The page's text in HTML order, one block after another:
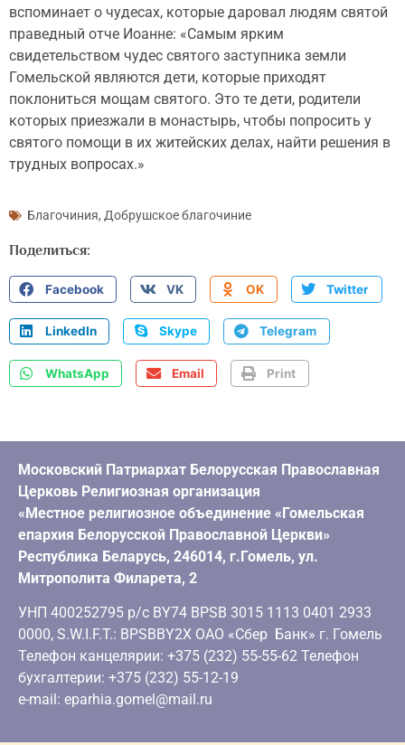
вспоминает о чудесах, которые даровал людям святой
праведный отче Иоанне: «Самым ярким
свидетельством чудес святого заступника земли
Гомельской являются дети, которые приходят
поклониться мощам святого. Это те дети, родители
которых приезжали в монастырь, чтобы попросить у
святого помощи в их житейских делах, найти решения в
трудных вопросах.»
Благочиния, Добрушское благочиние
Поделиться:
Facebook VK OK Twitter
LinkedIn Skype Telegram
WhatsApp Email Print
Московский Патриархат Белорусская Православная
Церковь Религиозная организация
«Местное религиозное объединение «Гомельская
епархия Белорусской Православной Церкви»
Республика Беларусь, 246014, г.Гомель, ул.
Митрополита Филарета, 2
УНП 400252795 р/с BY74 BPSB 3015 1113 0401 2933
0000, S.W.I.F.T.: BPSBBY2X ОАО «Сбер Банк» г. Гомель
Телефон канцелярии: +375 (232) 55-55-62 Телефон
бухгалтерии: +375 (232) 55-12-19
e-mail: eparhia.gomel@mail.ru